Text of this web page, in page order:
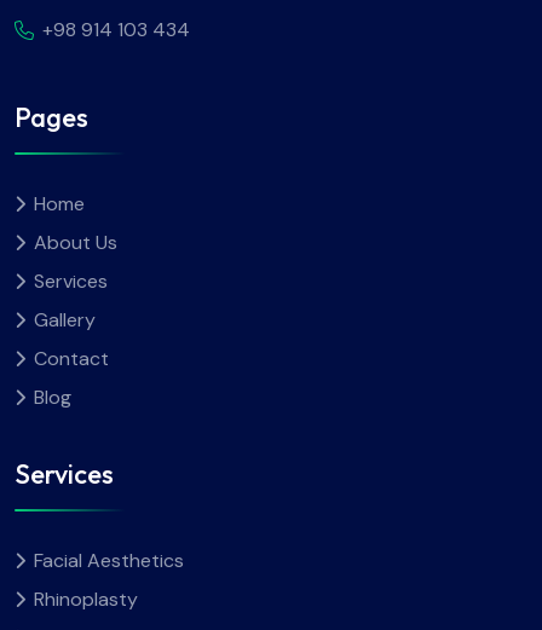
+98 914 103 434
Pages
Home
About Us
Services
Gallery
Contact
Blog
Services
Facial Aesthetics
Rhinoplasty